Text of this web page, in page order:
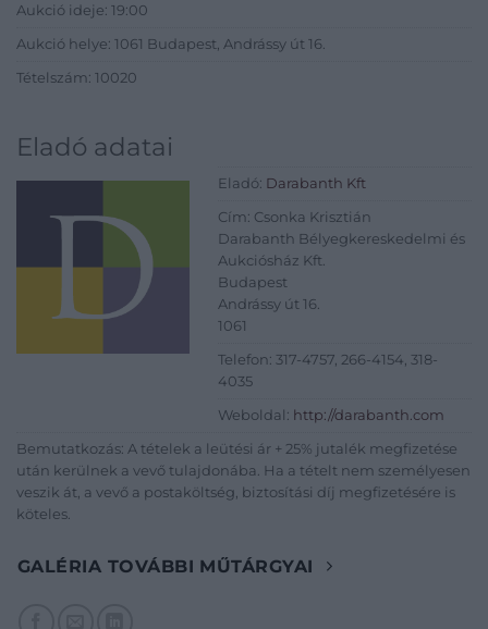
Aukció ideje: 19:00
Aukció helye: 1061 Budapest, Andrássy út 16.
Tételszám: 10020
Eladó adatai
Eladó: Darabanth Kft
Cím: Csonka Krisztián
Darabanth Bélyegkereskedelmi és
Aukciósház Kft.
Budapest
Andrássy út 16.
1061
Telefon: 317-4757, 266-4154, 318-
4035
Weboldal: http://darabanth.com
Bemutatkozás: A tételek a leütési ár + 25% jutalék megfizetése
után kerülnek a vevő tulajdonába. Ha a tételt nem személyesen
veszik át, a vevő a postaköltség, biztosítási díj megfizetésére is
köteles.
GALÉRIA TOVÁBBI MŰTÁRGYAI